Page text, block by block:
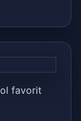
favorit